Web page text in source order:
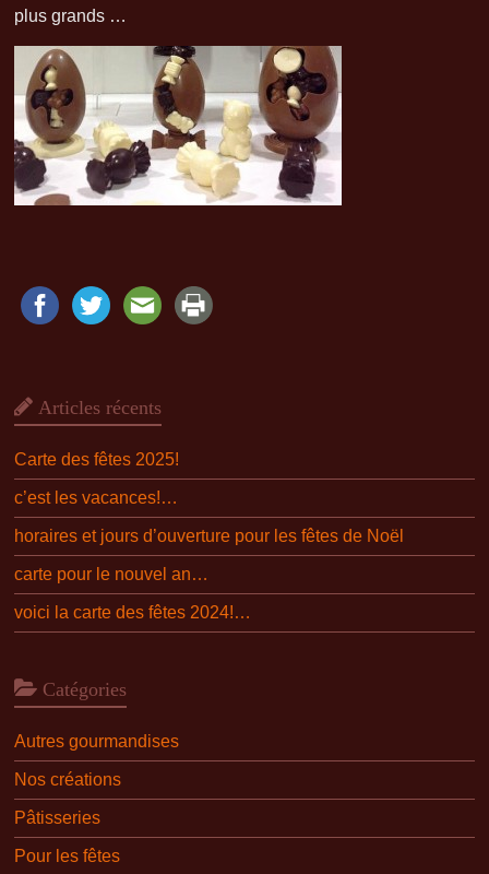
plus grands …
Articles récents
Carte des fêtes 2025!
c’est les vacances!…
horaires et jours d’ouverture pour les fêtes de Noël
carte pour le nouvel an…
voici la carte des fêtes 2024!…
Catégories
Autres gourmandises
Nos créations
Pâtisseries
Pour les fêtes